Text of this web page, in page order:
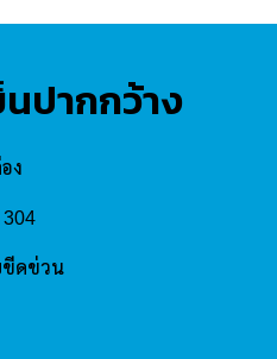
นปากกว้าง
ง
ขีดข่วน